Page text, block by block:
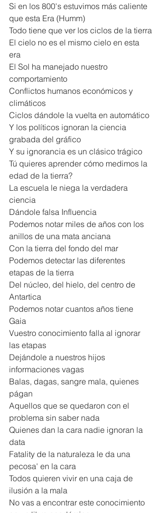
Si en los 800's estuvimos más caliente
que esta Era (Humm)
Todo tiene que ver los ciclos de la tierra
El cielo no es el mismo cielo en esta
era
El Sol ha manejado nuestro
comportamiento
Conflictos humanos económicos y
climáticos
Ciclos dándole la vuelta en automático
Y los políticos ignoran la ciencia
grabada del gráfico
Y su ignorancia es un clásico trágico
Tú quieres aprender cómo medimos la
edad de la tierra?
La escuela le niega la verdadera
ciencia
Dándole falsa Influencia
Podemos notar miles de años con los
anillos de una mata anciana
Con la tierra del fondo del mar
Podemos detectar las diferentes
etapas de la tierra
Del núcleo, del hielo, del centro de
Antartica
Podemos notar cuantos años tiene
Gaia
Vuestro conocimiento falla al ignorar
las etapas
Dejándole a nuestros hijos
informaciones vagas
Balas, dagas, sangre mala, quienes
págan
Aquellos que se quedaron con el
problema sin saber nada
Quienes dan la cara nadie ignoran la
data
Fatality de la naturaleza le da una
pecosa' en la cara
Todos quieren vivir en una caja de
ilusión a la mala
No vas a encontrar este conocimiento